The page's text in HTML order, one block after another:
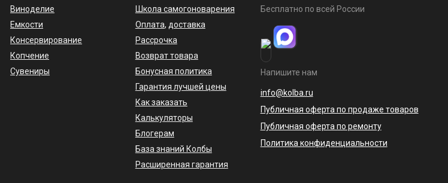
Виноделие
Емкости
Консервирование
Копчение
Сувениры
Школа самогоноварения
Оплата, доставка
Рассрочка
Возврат товара
Бонусная политика
Гарантия лучшей цены
Как заказать
Калькуляторы
Блогерам
База знаний Колбы
Расширенная гарантия
Бесплатно по всей России
Напишите нам
info@kolba.ru
Публичная оферта по продаже товаров
Публичная оферта по ремонту
Политика конфиденциальности